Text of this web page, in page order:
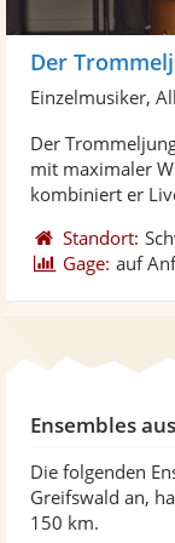
Der
Einzelmusiker,
Der
mit maximaler
kombiniert er
Standort:
Gage: auf
Ensembles
Die folgenden
Greifswald an,
150 km.